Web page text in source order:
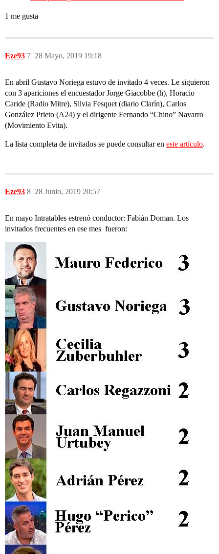
1 me gusta
Eze93 28 Mayo, 2019 19:18
7
En abril Gustavo Noriega estuvo de invitado 4 veces. Le siguieron
con 3 apariciones el encuestador Jorge Giacobbe (h), Horacio
Caride (Radio Mitre), Silvia Fesquet (diario Clarín), Carlos
González Prieto (A24) y el dirigente Fernando “Chino” Navarro
(Movimiento Evita).
La lista completa de invitados se puede consultar en este artículo.
Eze93 28 Junio, 2019 20:57
8
En mayo Intratables estrenó conductor: Fabián Doman. Los
invitados frecuentes en ese mes fueron: